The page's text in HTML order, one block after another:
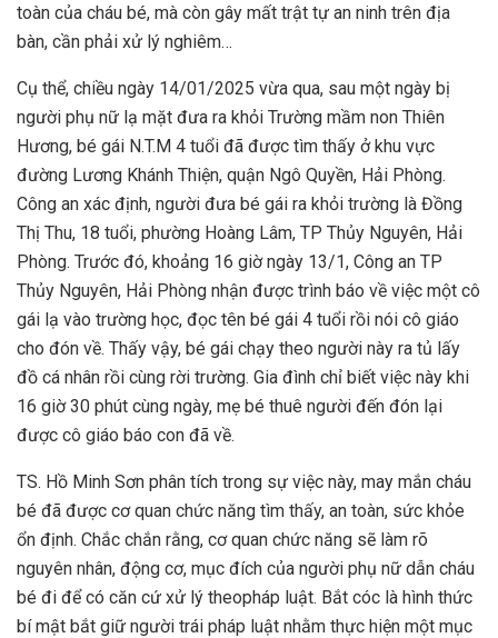
toàn của cháu bé, mà còn gây mất trật tự an ninh trên địa
bàn, cần phải xử lý nghiêm…
Cụ thể, chiều ngày 14/01/2025 vừa qua, sau một ngày bị
người phụ nữ lạ mặt đưa ra khỏi Trường mầm non Thiên
Hương, bé gái N.T.M 4 tuổi đã được tìm thấy ở khu vực
đường Lương Khánh Thiện, quận Ngô Quyền, Hải Phòng.
Công an xác định, người đưa bé gái ra khỏi trường là Đồng
Thị Thu, 18 tuổi, phường Hoàng Lâm, TP Thủy Nguyên, Hải
Phòng. Trước đó, khoảng 16 giờ ngày 13/1, Công an TP
Thủy Nguyên, Hải Phòng nhận được trình báo về việc một cô
gái lạ vào trường học, đọc tên bé gái 4 tuổi rồi nói cô giáo
cho đón về. Thấy vậy, bé gái chạy theo người này ra tủ lấy
đồ cá nhân rồi cùng rời trường. Gia đình chỉ biết việc này khi
16 giờ 30 phút cùng ngày, mẹ bé thuê người đến đón lại
được cô giáo báo con đã về.
TS. Hồ Minh Sơn phân tích trong sự việc này, may mắn cháu
bé đã được cơ quan chức năng tìm thấy, an toàn, sức khỏe
ổn định. Chắc chắn rằng, cơ quan chức năng sẽ làm rõ
nguyên nhân, động cơ, mục đích của người phụ nữ dẫn cháu
bé đi để có căn cứ xử lý theopháp luật. Bắt cóc là hình thức
bí mật bắt giữ người trái pháp luật nhằm thực hiện một mục